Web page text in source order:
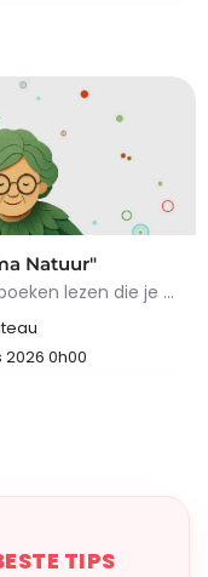
Natuur"
Je kunt er niet omheen: je kunt alle boeken lezen die je wilt, maar niets overtreft de tips en trucs van Oma…
2026 0h00
TIPS